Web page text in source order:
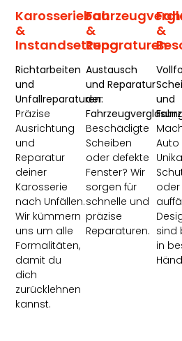
Karosseriebau
&
Instandsetzung
Richtarbeiten
und
Unfallreparaturen:
Präzise
Ausrichtung
und
Reparatur
deiner
Karosserie
nach Unfällen.
Wir kümmern
uns um alle
Formalitäten,
damit du
dich
zurücklehnen
kannst.
&
Reparaturen
Austausch
und Reparatur
der
Beschädigte
Scheiben
oder defekte
Fenster? Wir
sorgen für
schnelle und
präzise
Reparaturen.
&
und
Auto
oder
sind
in